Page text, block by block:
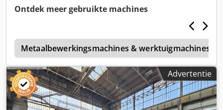
Maximale laadhoogte: 3210 mm Bouwjaar: 2006 Eigen
gewicht: 330 kg Dkodpfx Abezq Rrpenjr
Ontdek meer gebruikte machines
Metaalbewerkingsmachines & werktuigmachines
Advertentie